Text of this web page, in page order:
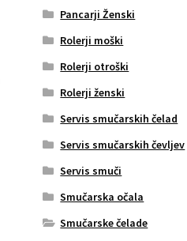
Pancarji Ženski
Rolerji moški
Rolerji otroški
Rolerji ženski
Servis smučarskih čelad
Servis smučarskih čevljev
Servis smuči
Smučarska očala
Smučarske čelade